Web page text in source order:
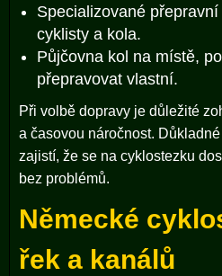
Specializované
cyklisty a kola.
Půjčovna kol na místě,
přepravovat vlastní.
Při volbě dopravy je důležité
a časovou náročnost.
zajistí, že se na cyklostezku
bez problémů.
Německé
řek a kanálů